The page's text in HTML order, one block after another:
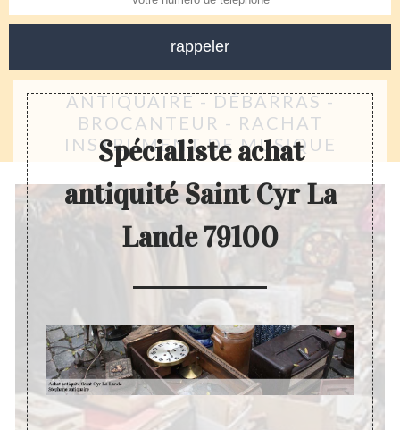
ANTIQUAIRE - DÉBARRAS -
BROCANTEUR - RACHAT
INSTRUMENT DE MUSIQUE
Spécialiste achat
antiquité Saint Cyr La
Lande 79100